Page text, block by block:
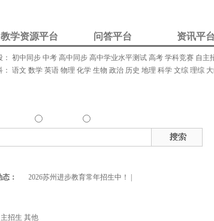
教学资源平台 问答平台 资讯平台
： 初中同步 中考 高中同步 高中学业水平测试 高考 学科竞赛 自主
： 语文 数学 英语 物理 化学 生物 政治 历史 地理 科学 文综 理综
态：
中！ 2026苏州进步教育常年招生中！|
招生 其他